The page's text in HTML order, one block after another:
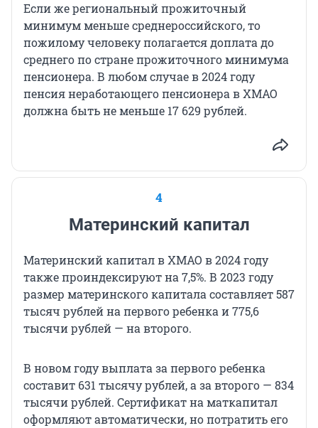
Если же региональный прожиточный
минимум меньше среднероссийского, то
пожилому человеку полагается доплата до
среднего по стране прожиточного минимума
пенсионера. В любом случае в 2024 году
пенсия неработающего пенсионера в ХМАО
должна быть не меньше 17 629 рублей.
4
Материнский капитал
Материнский капитал в ХМАО в 2024 году
также проиндексируют на 7,5%. В 2023 году
размер материнского капитала составляет 587
тысяч рублей на первого ребенка и 775,6
тысячи рублей — на второго.
В новом году выплата за первого ребенка
составит 631 тысячу рублей, а за второго — 834
тысячи рублей. Сертификат на маткапитал
оформляют автоматически, но потратить его